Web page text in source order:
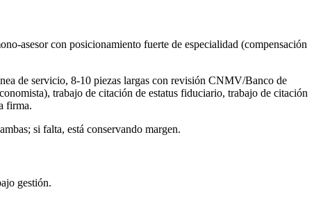
asesor con posicionamiento fuerte de especialidad (compensación
de servicio, 8-10 piezas largas con revisión CNMV/Banco de
trabajo de citación de estatus fiduciario, trabajo de citación
firma.
si falta, está conservando margen.
gestión.